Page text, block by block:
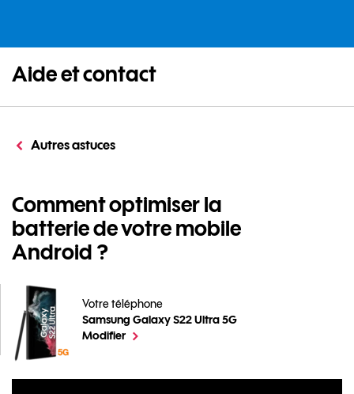
Aide et contact
Autres astuces
Comment optimiser la
batterie de votre mobile
Android ?
Votre téléphone
Samsung Galaxy S22 Ultra 5G
Comment optimiser la batterie de votre mobile
Modifierle téléphone sélectionné